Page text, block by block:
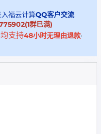
福云计算QQ客户交流
群已满)
支持48小时无理由退款·